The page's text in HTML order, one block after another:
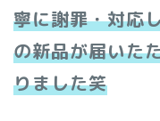
寧に謝罪・対応
の新品が届いた
りました笑